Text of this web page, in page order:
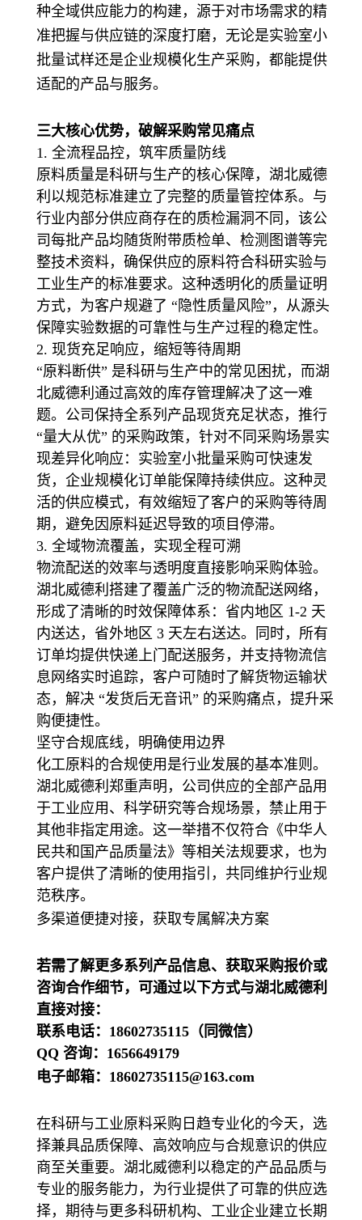
种全域供应能力的构建，源于对市场需求的精
准把握与供应链的深度打磨，无论是实验室小
批量试样还是企业规模化生产采购，都能提供
适配的产品与服务。
三大核心优势，破解采购常见痛点
1. 全流程品控，筑牢质量防线
原料质量是科研与生产的核心保障，湖北威德
利以规范标准建立了完整的质量管控体系。与
行业内部分供应商存在的质检漏洞不同，该公
司每批产品均随货附带质检单、检测图谱等完
整技术资料，确保供应的原料符合科研实验与
工业生产的标准要求。这种透明化的质量证明
方式，为客户规避了 “隐性质量风险”，从源头
保障实验数据的可靠性与生产过程的稳定性。
2. 现货充足响应，缩短等待周期
“原料断供” 是科研与生产中的常见困扰，而湖
北威德利通过高效的库存管理解决了这一难
题。公司保持全系列产品现货充足状态，推行
“量大从优” 的采购政策，针对不同采购场景实
现差异化响应：实验室小批量采购可快速发
货，企业规模化订单能保障持续供应。这种灵
活的供应模式，有效缩短了客户的采购等待周
期，避免因原料延迟导致的项目停滞。
3. 全域物流覆盖，实现全程可溯
物流配送的效率与透明度直接影响采购体验。
湖北威德利搭建了覆盖广泛的物流配送网络，
形成了清晰的时效保障体系：省内地区 1-2 天
内送达，省外地区 3 天左右送达。同时，所有
订单均提供快递上门配送服务，并支持物流信
息网络实时追踪，客户可随时了解货物运输状
态，解决 “发货后无音讯” 的采购痛点，提升采
购便捷性。
坚守合规底线，明确使用边界
化工原料的合规使用是行业发展的基本准则。
湖北威德利郑重声明，公司供应的全部产品用
于工业应用、科学研究等合规场景，禁止用于
其他非指定用途。这一举措不仅符合《中华人
民共和国产品质量法》等相关法规要求，也为
客户提供了清晰的使用指引，共同维护行业规
范秩序。
多渠道便捷对接，获取专属解决方案
若需了解更多系列产品信息、获取采购报价或
咨询合作细节，可通过以下方式与湖北威德利
直接对接：
联系电话：18602735115（同微信）
QQ 咨询：1656649179
电子邮箱：18602735115@163.com
在科研与工业原料采购日趋专业化的今天，选
择兼具品质保障、高效响应与合规意识的供应
商至关重要。湖北威德利以稳定的产品品质与
专业的服务能力，为行业提供了可靠的供应选
择，期待与更多科研机构、工业企业建立长期